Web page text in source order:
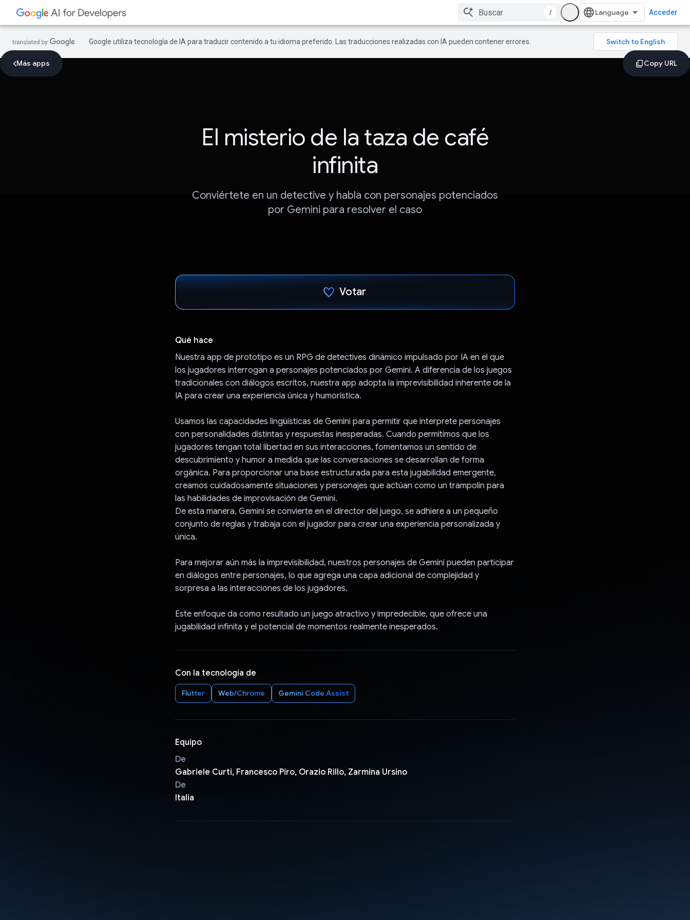
/ Acceder
Google utiliza tecnología de IA para traducir contenido a tu idioma preferido. Las traducciones realizadas con IA pueden contener errores.
Más apps
El misterio de la taza de café
infinita
Conviértete en un detective y habla con personajes potenciados
por Gemini para resolver el caso
Votar
Qué hace
Nuestra app de prototipo es un RPG de detectives dinámico impulsado por IA en el que
los jugadores interrogan a personajes potenciados por Gemini. A diferencia de los juegos
tradicionales con diálogos escritos, nuestra app adopta la imprevisibilidad inherente de la
IA para crear una experiencia única y humorística.
Usamos las capacidades lingüísticas de Gemini para permitir que interprete personajes
con personalidades distintas y respuestas inesperadas. Cuando permitimos que los
jugadores tengan total libertad en sus interacciones, fomentamos un sentido de
descubrimiento y humor a medida que las conversaciones se desarrollan de forma
orgánica. Para proporcionar una base estructurada para esta jugabilidad emergente,
creamos cuidadosamente situaciones y personajes que actúan como un trampolín para
las habilidades de improvisación de Gemini.
De esta manera, Gemini se convierte en el director del juego, se adhiere a un pequeño
conjunto de reglas y trabaja con el jugador para crear una experiencia personalizada y
única.
Para mejorar aún más la imprevisibilidad, nuestros personajes de Gemini pueden participar
en diálogos entre personajes, lo que agrega una capa adicional de complejidad y
sorpresa a las interacciones de los jugadores.
Este enfoque da como resultado un juego atractivo y impredecible, que ofrece una
jugabilidad infinita y el potencial de momentos realmente inesperados.
Con la tecnología de
Flutter Web/Chrome Gemini Code Assist
Equipo
De
Gabriele Curti, Francesco Piro, Orazio Rillo, Zarmina Ursino
De
Italia